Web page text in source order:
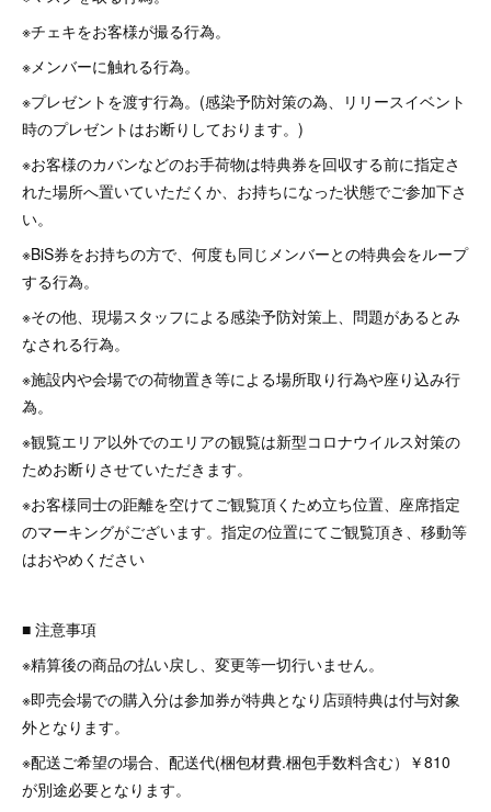
※チェキをお客様が撮る行為。
※メンバーに触れる行為。
※プレゼントを渡す行為。(感染予防対策の為、リリースイベント
時のプレゼントはお断りしております。)
※お客様のカバンなどのお手荷物は特典券を回収する前に指定さ
れた場所へ置いていただくか、お持ちになった状態でご参加下さ
い。
※BiS券をお持ちの方で、何度も同じメンバーとの特典会をループ
する行為。
※その他、現場スタッフによる感染予防対策上、問題があるとみ
なされる行為。
※施設内や会場での荷物置き等による場所取り行為や座り込み行
為。
※観覧エリア以外でのエリアの観覧は新型コロナウイルス対策の
ためお断りさせていただきます。
※お客様同士の距離を空けてご観覧頂くため立ち位置、座席指定
のマーキングがございます。指定の位置にてご観覧頂き、移動等
はおやめください
■ 注意事項
※精算後の商品の払い戻し、変更等一切行いません。
※即売会場での購入分は参加券が特典となり店頭特典は付与対象
外となります。
※配送ご希望の場合、配送代(梱包材費.梱包手数料含む）￥810
が別途必要となります。